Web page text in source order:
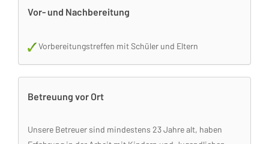
Vor- und Nachbereitung
Vorbereitungstreffen mit Schüler und Eltern
Betreuung vor Ort
Unsere Betreuer sind mindestens 23 Jahre alt, haben